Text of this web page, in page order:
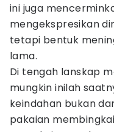
ini juga
mengekspresikan
tetapi bentuk
lama.
Di tengah lanskap
mungkin inilah
keindahan bukan
pakaian